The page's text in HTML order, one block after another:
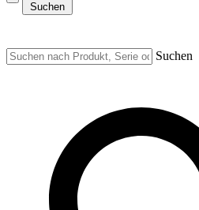
Suchen
Suchen